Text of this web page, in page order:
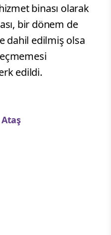
binası olarak
bir dönem de
dahil edilmiş olsa
edildi.